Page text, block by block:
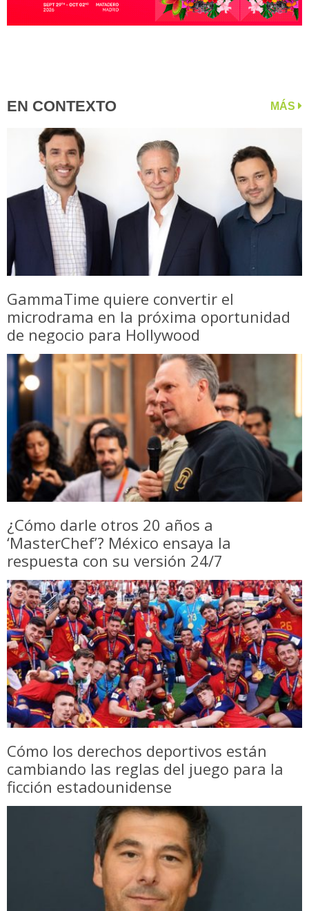
EN CONTEXTO MÁS
GammaTime quiere convertir el
microdrama en la próxima oportunidad
de negocio para Hollywood
¿Cómo darle otros 20 años a
‘MasterChef’? México ensaya la
respuesta con su versión 24/7
Cómo los derechos deportivos están
cambiando las reglas del juego para la
ficción estadounidense